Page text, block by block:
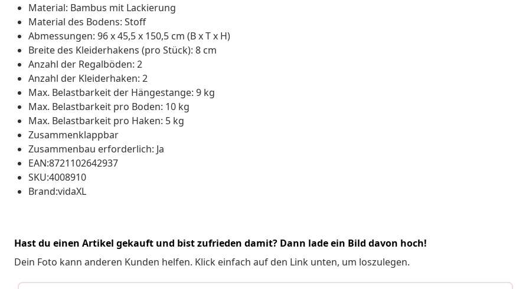
Material: Bambus mit Lackierung
Material des Bodens: Stoff
Abmessungen: 96 x 45,5 x 150,5 cm (B x T x H)
Breite des Kleiderhakens (pro Stück): 8 cm
Anzahl der Regalböden: 2
Anzahl der Kleiderhaken: 2
Max. Belastbarkeit der Hängestange: 9 kg
Max. Belastbarkeit pro Boden: 10 kg
Max. Belastbarkeit pro Haken: 5 kg
Zusammenklappbar
Zusammenbau erforderlich: Ja
EAN:8721102642937
SKU:4008910
Brand:vidaXL
Hast du einen Artikel gekauft und bist zufrieden damit? Dann lade ein Bild davon hoch!
Dein Foto kann anderen Kunden helfen. Klick einfach auf den Link unten, um loszulegen.